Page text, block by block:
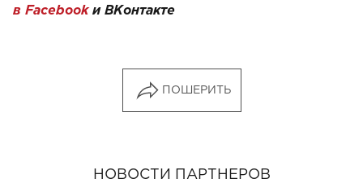
в Facebookи ВКонтакте
ПОШЕРИТЬ
НОВОСТИ ПАРТНЕРОВ